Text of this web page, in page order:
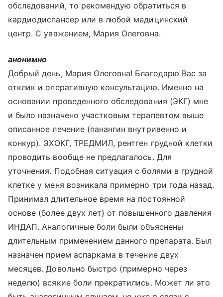
обследований, то рекомендую обратиться в
кардиодиспансер или в любой медицинский
центр. С уважением, Мария Олеговна.
анонимно
Добрый день, Мария Олеговна! Благодарю Вас за
отклик и оперативную консультацию. Именно на
основании проведенного обследования (ЭКГ) мне
и было назначено участковым терапевтом выше
описанное лечение (панангин внутривенно и
конкур). ЭХОКГ, ТРЕДМИЛ, рентген грудной клетки
проводить вообще не предлагалось. Для
уточнения. Подобная ситуация с болями в грудной
клетке у меня возникала примерно три года назад.
Принимал длительное время на постоянной
основе (более двух лет) от повышенного давления
ИНДАП. Аналогичные боли были объяснены
длительным применением данного препарата. Был
назначен прием аспаркама в течение двух
месяцев. Довольно быстро (примерно через
неделю) всякие боли прекратились. Может ли это